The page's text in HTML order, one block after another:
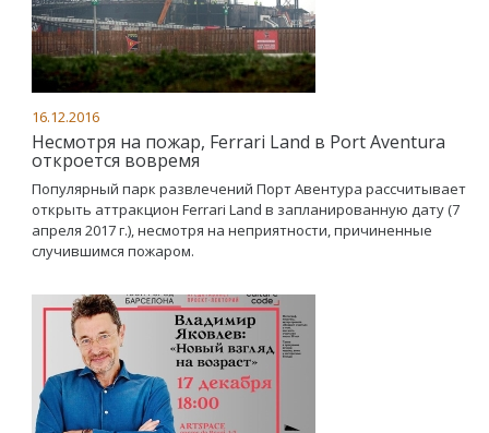
16.12.2016
Несмотря на пожар, Ferrari Land в Port Aventura
откроется вовремя
Популярный парк развлечений Порт Авентура рассчитывает
открыть аттракцион Ferrari Land в запланированную дату (7
апреля 2017 г.), несмотря на неприятности, причиненные
случившимся пожаром.